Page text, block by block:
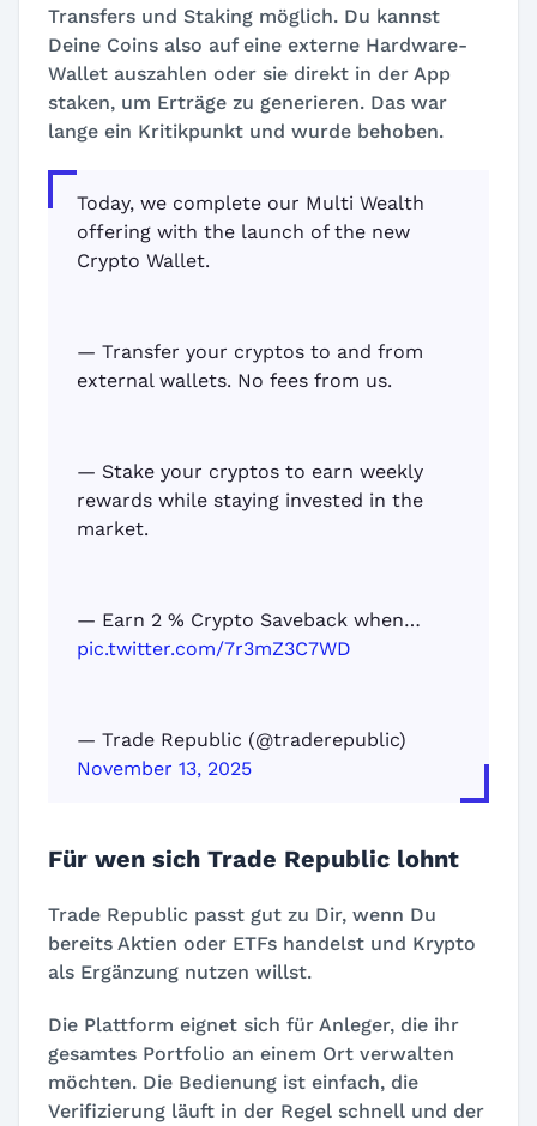
Transfers und Staking möglich. Du kannst
Deine Coins also auf eine externe Hardware-
Wallet auszahlen oder sie direkt in der App
staken, um Erträge zu generieren. Das war
lange ein Kritikpunkt und wurde behoben.
Today, we complete our Multi Wealth
offering with the launch of the new
Crypto Wallet.
— Transfer your cryptos to and from
external wallets. No fees from us.
— Stake your cryptos to earn weekly
rewards while staying invested in the
market.
— Earn 2 % Crypto Saveback when…
pic.twitter.com/7r3mZ3C7WD
— Trade Republic (@traderepublic)
November 13, 2025
Für wen sich Trade Republic lohnt
Trade Republic passt gut zu Dir, wenn Du
bereits Aktien oder ETFs handelst und Krypto
als Ergänzung nutzen willst.
Die Plattform eignet sich für Anleger, die ihr
gesamtes Portfolio an einem Ort verwalten
möchten. Die Bedienung ist einfach, die
Verifizierung läuft in der Regel schnell und der